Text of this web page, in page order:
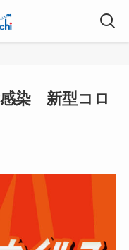
感染 新型コロ